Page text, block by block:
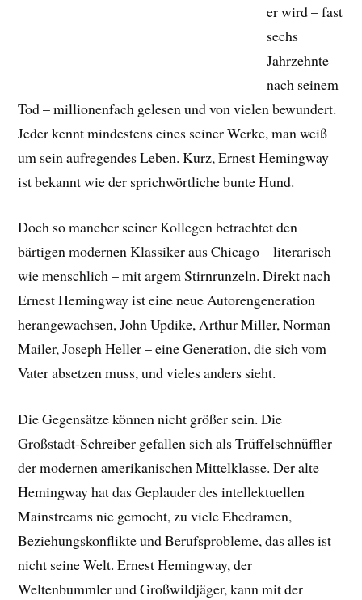
er wird – fast
sechs
Jahrzehnte
nach seinem
Tod – millionenfach gelesen und von vielen bewundert.
Jeder kennt mindestens eines seiner Werke, man weiß
um sein aufregendes Leben. Kurz, Ernest Hemingway
ist bekannt wie der sprichwörtliche bunte Hund.
Doch so mancher seiner Kollegen betrachtet den
bärtigen modernen Klassiker aus Chicago – literarisch
wie menschlich – mit argem Stirnrunzeln. Direkt nach
Ernest Hemingway ist eine neue Autorengeneration
herangewachsen, John Updike, Arthur Miller, Norman
Mailer, Joseph Heller – eine Generation, die sich vom
Vater absetzen muss, und vieles anders sieht.
Die Gegensätze können nicht größer sein. Die
Großstadt-Schreiber gefallen sich als Trüffelschnüffler
der modernen amerikanischen Mittelklasse. Der alte
Hemingway hat das Geplauder des intellektuellen
Mainstreams nie gemocht, zu viele Ehedramen,
Beziehungskonflikte und Berufsprobleme, das alles ist
nicht seine Welt. Ernest Hemingway, der
Weltenbummler und Großwildjäger, kann mit der